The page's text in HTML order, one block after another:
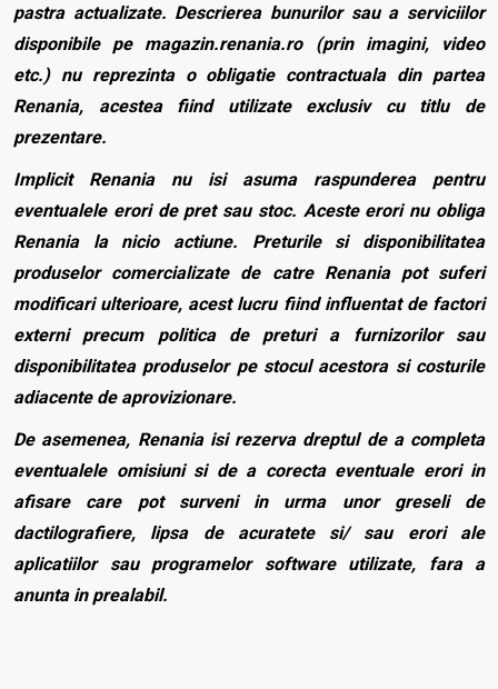
pastra actualizate. Descrierea bunurilor sau a serviciilor
disponibile pe magazin.renania.ro (prin imagini, video
etc.) nu reprezinta o obligatie contractuala din partea
Renania, acestea fiind utilizate exclusiv cu titlu de
prezentare.
Implicit Renania nu isi asuma raspunderea pentru
eventualele erori de pret sau stoc. Aceste erori nu obliga
Renania la nicio actiune. Preturile si disponibilitatea
produselor comercializate de catre Renania pot suferi
modificari ulterioare, acest lucru fiind influentat de factori
externi precum politica de preturi a furnizorilor sau
disponibilitatea produselor pe stocul acestora si costurile
adiacente de aprovizionare.
De asemenea, Renania isi rezerva dreptul de a completa
eventualele omisiuni si de a corecta eventuale erori in
afisare care pot surveni in urma unor greseli de
dactilografiere, lipsa de acuratete si/ sau erori ale
aplicatiilor sau programelor software utilizate, fara a
anunta in prealabil.